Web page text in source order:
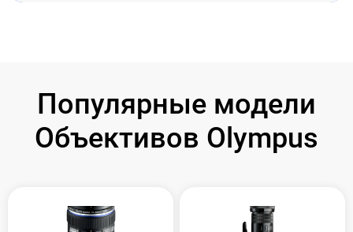
Популярные модели
Объективов Olympus